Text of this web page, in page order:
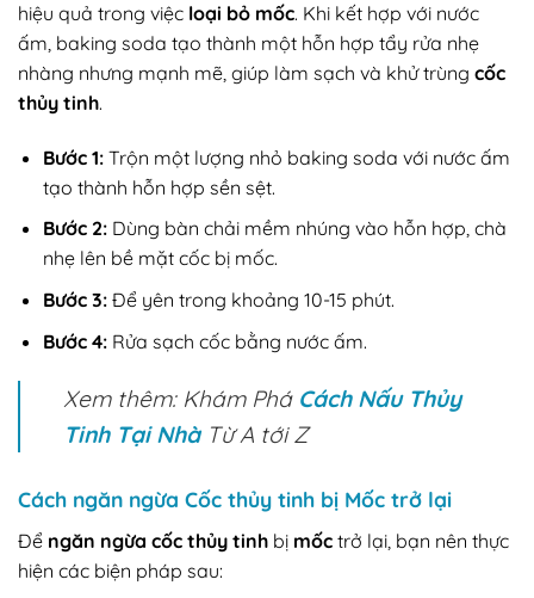
hiệu quả trong việc loại bỏ mốc. Khi kết hợp với nước
ấm, baking soda tạo thành một hỗn hợp tẩy rửa nhẹ
nhàng nhưng mạnh mẽ, giúp làm sạch và khử trùng cốc
thủy tinh.
Bước 1:Trộn một lượng nhỏ baking soda với nước ấm
tạo thành hỗn hợp sền sệt.
Bước 2:Dùng bàn chải mềm nhúng vào hỗn hợp, chà
nhẹ lên bề mặt cốc bị mốc.
Bước 3:Để yên trong khoảng 10-15 phút.
Bước 4:Rửa sạch cốc bằng nước ấm.
Xem thêm: Khám Phá Cách Nấu Thủy
Tinh Tại NhàTừ A tới Z
Cách ngăn ngừa Cốc thủy tinh bị Mốc trở lại
Để ngăn ngừa cốc thủy tinh bị mốc trở lại, bạn nên thực
hiện các biện pháp sau: